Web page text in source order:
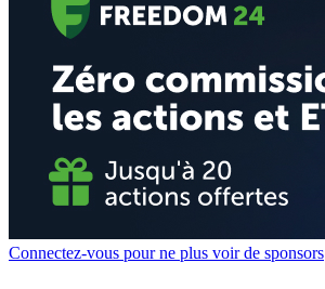
Connectez-vous pour ne plus voir de sponsors